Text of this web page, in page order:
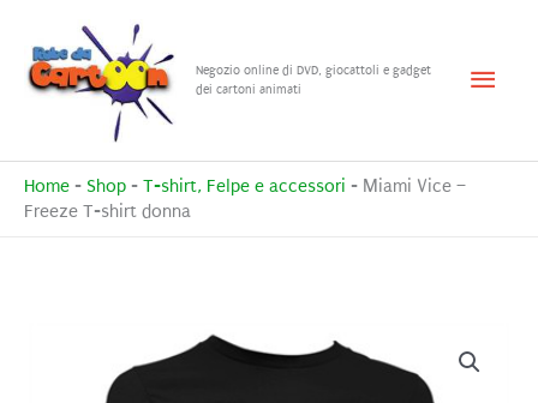
contenuto
Negozio online di DVD, giocattoli e gadget
dei cartoni animati
Menu
Home - Shop - T-shirt, Felpe e accessori - Miami Vice –
Freeze T-shirt donna